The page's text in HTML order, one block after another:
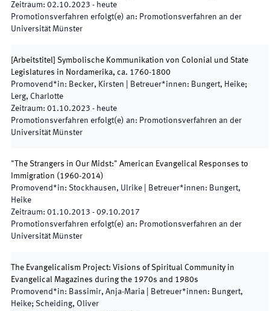
Zeitraum: 02.10.2023 - heute
Promotionsverfahren erfolgt(e) an: Promotionsverfahren an der
Universität Münster
Arbeitstitel
Symbolische Kommunikation von Colonial und State
Legislatures in Nordamerika, ca. 1760-1800
Promovend*in: Becker, Kirsten Betreuer*innen: Bungert, Heike;
Lerg, Charlotte
Zeitraum: 01.10.2023 - heute
Promotionsverfahren erfolgt(e) an: Promotionsverfahren an der
Universität Münster
"The Strangers in Our Midst:" American Evangelical Responses to
Immigration (1960-2014)
Promovend*in: Stockhausen, Ulrike Betreuer*innen: Bungert,
Heike
Zeitraum: 01.10.2013 - 09.10.2017
Promotionsverfahren erfolgt(e) an: Promotionsverfahren an der
Universität Münster
The Evangelicalism Project: Visions of Spiritual Community in
Evangelical Magazines during the 1970s and 1980s
Promovend*in: Bassimir, Anja-Maria Betreuer*innen: Bungert,
Heike; Scheiding, Oliver